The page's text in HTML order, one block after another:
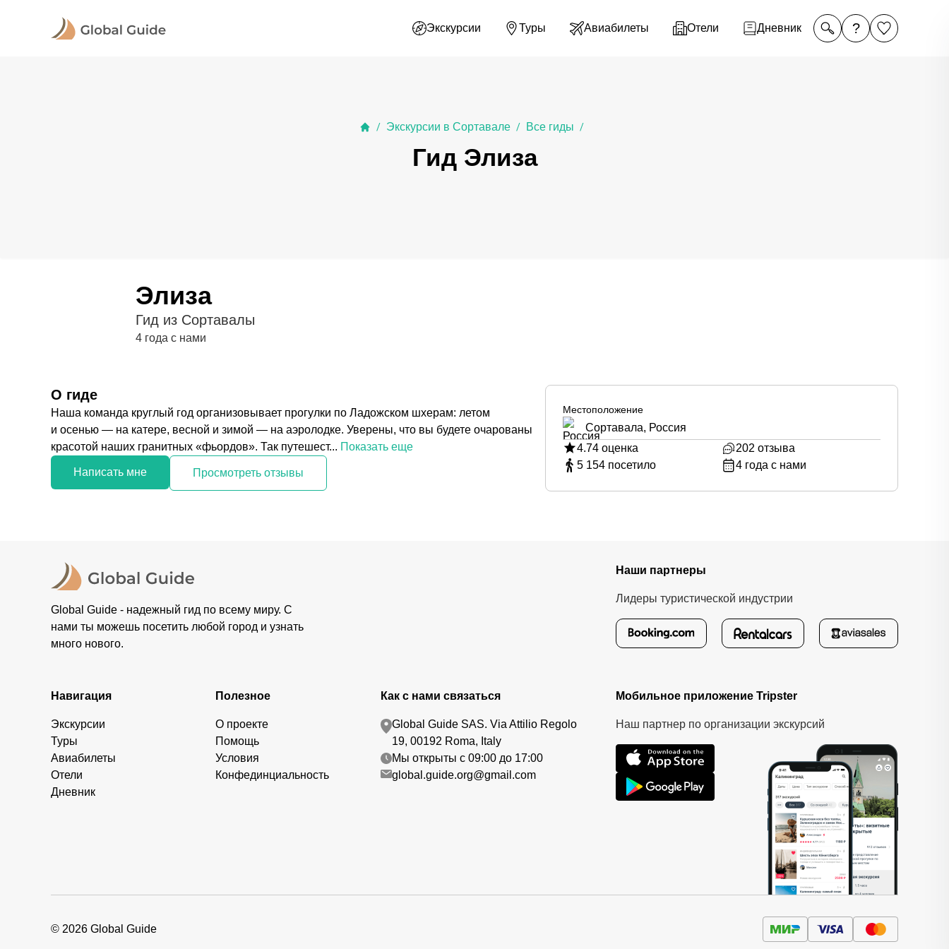
Экскурсии Туры Авиабилеты Отели Дневник ?
/ Экскурсии в Сортавале / Все гиды /
Гид Элиза
Элиза
Гид из Сортавалы
4 года с нами
О гиде
Наша команда круглый год организовывает прогулки по Ладожском шхерам: летом
и осенью — на катере, весной и зимой — на аэролодке. Уверены, что вы будете очарованы
красотой наших гранитных «фьордов». Так путешест... Показать еще
Написать мне Просмотреть отзывы
Местоположение
Сортавала, Россия
4.74 оценка 202 отзыва
5 154 посетило 4 года с нами
Global Guide - надежный гид по всему миру. С
нами ты можешь посетить любой город и узнать
много нового.
Наши партнеры
Лидеры туристической индустрии
Навигация
Экскурсии
Туры
Авиабилеты
Отели
Дневник
Полезное
О проекте
Помощь
Условия
Конфединциальность
Как с нами связаться
Global Guide SAS. Via Attilio Regolo
19, 00192 Roma, Italy
Мы открыты с 09:00 до 17:00
global.guide.org@gmail.com
Мобильное приложение Tripster
Наш партнер по организации экскурсий
© 2026 Global Guide